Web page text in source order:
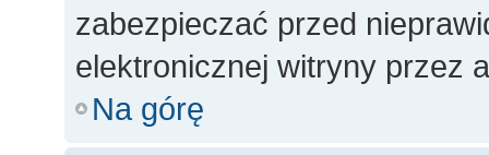
zabezpieczać przed
elektronicznej witryny przez
Na górę